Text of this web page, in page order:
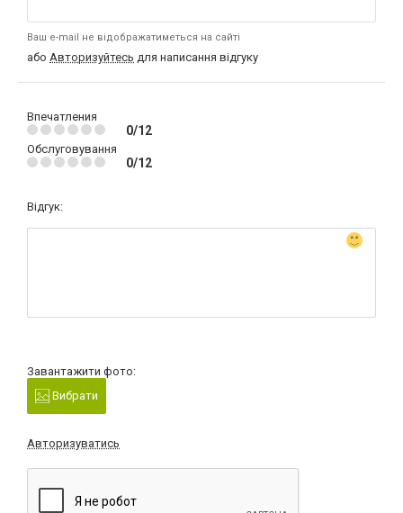
Ваш e-mail не відображатиметься на сайті
або Авторизуйтесь для написання відгуку
Впечатления
0/12
Обслуговування
0/12
Відгук:
Завантажити фото:
Вибрати
Авторизуватись